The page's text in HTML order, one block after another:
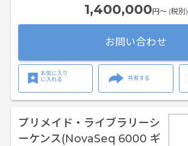
1,400,000円〜 (税別)
お問い合わせ
お気に入り
に入れる
共有する
プリメイド・ライブラリーシ
ーケンス(NovaSeq 6000 ギ